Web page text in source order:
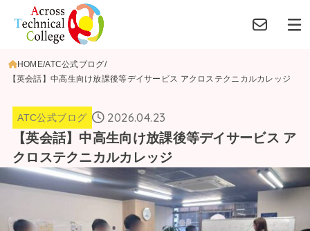
HOME ATC公式ブログ
【英会話】中高生向け放課後等デイサービス アクロステクニカルカレッジ
ATC公式ブログ
2026.04.23
【英会話】中高生向け放課後等デイサービス ア
クロステクニカルカレッジ